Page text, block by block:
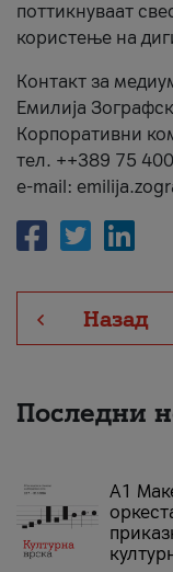
поттикнуваат
користење на
Контакт за
Емилија
Корпоративни
тел. ++389 75
e-mail:
Назад
Последни
А1